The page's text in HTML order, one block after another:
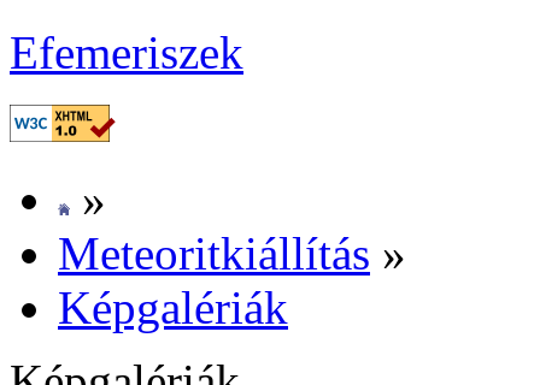
Efe­me­ri­szek
»
Me­te­o­rit­ki­ál­lí­tás »
Kép­ga­lé­ri­ák